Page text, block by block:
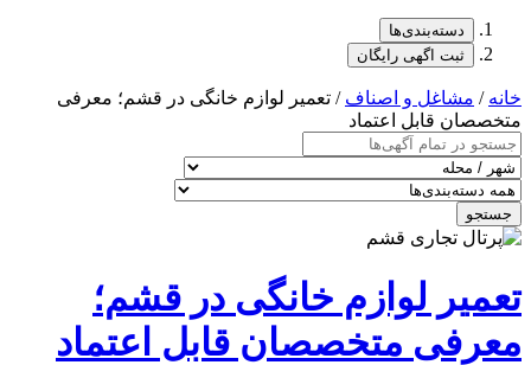
دسته‌بندی‌ها
ثبت اگهی رایگان
خانه / مشاغل و اصناف / تعمیر لوازم خانگی در قشم؛ معرفی
متخصصان قابل اعتماد
جستجو
تعمیر لوازم خانگی در قشم؛
معرفی متخصصان قابل اعتماد